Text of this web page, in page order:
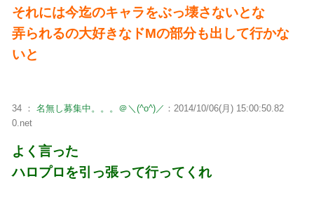
それには今迄のキャラをぶっ壊さないとな
弄られるの大好きなドMの部分も出して行かな
いと
34 ： 名無し募集中。。。＠＼(^o^)／ ：2014/10/06(月) 15:00:50.82
0.net
よく言った
ハロプロを引っ張って行ってくれ